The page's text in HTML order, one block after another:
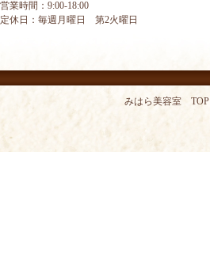
営業時間：9:00-18:00
定休日：毎週月曜日 第2火曜日
みはら美容室 TOP